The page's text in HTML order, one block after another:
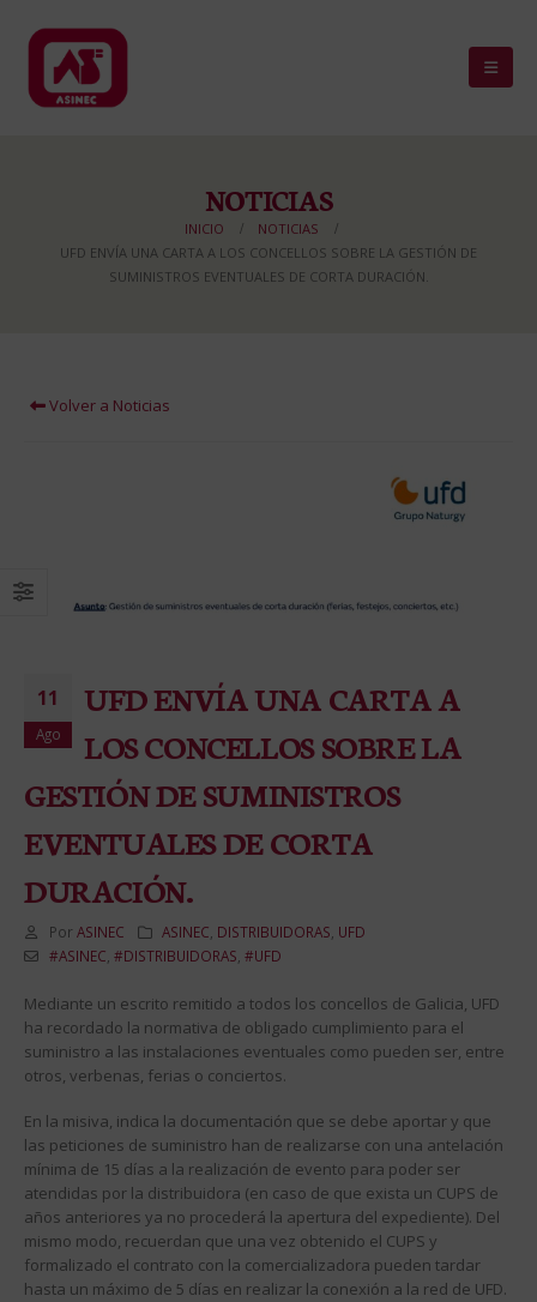
NOTICIAS
INICIO
NOTICIAS
UFD ENVÍA UNA CARTA A LOS CONCELLOS SOBRE LA GESTIÓN DE
SUMINISTROS EVENTUALES DE CORTA DURACIÓN.
Volver a Noticias
11
Ago
UFD ENVÍA UNA CARTA A
LOS CONCELLOS SOBRE LA
GESTIÓN DE SUMINISTROS
EVENTUALES DE CORTA
DURACIÓN.
Por ASINEC ASINEC DISTRIBUIDORAS UFD
#ASINEC #DISTRIBUIDORAS #UFD
Mediante un escrito remitido a todos los concellos de Galicia, UFD
ha recordado la normativa de obligado cumplimiento para el
suministro a las instalaciones eventuales como pueden ser, entre
otros, verbenas, ferias o conciertos.
En la misiva, indica la documentación que se debe aportar y que
las peticiones de suministro han de realizarse con una antelación
mínima de 15 días a la realización de evento para poder ser
atendidas por la distribuidora (en caso de que exista un CUPS de
años anteriores ya no procederá la apertura del expediente). Del
mismo modo, recuerdan que una vez obtenido el CUPS y
formalizado el contrato con la comercializadora pueden tardar
hasta un máximo de 5 días en realizar la conexión a la red de UFD.